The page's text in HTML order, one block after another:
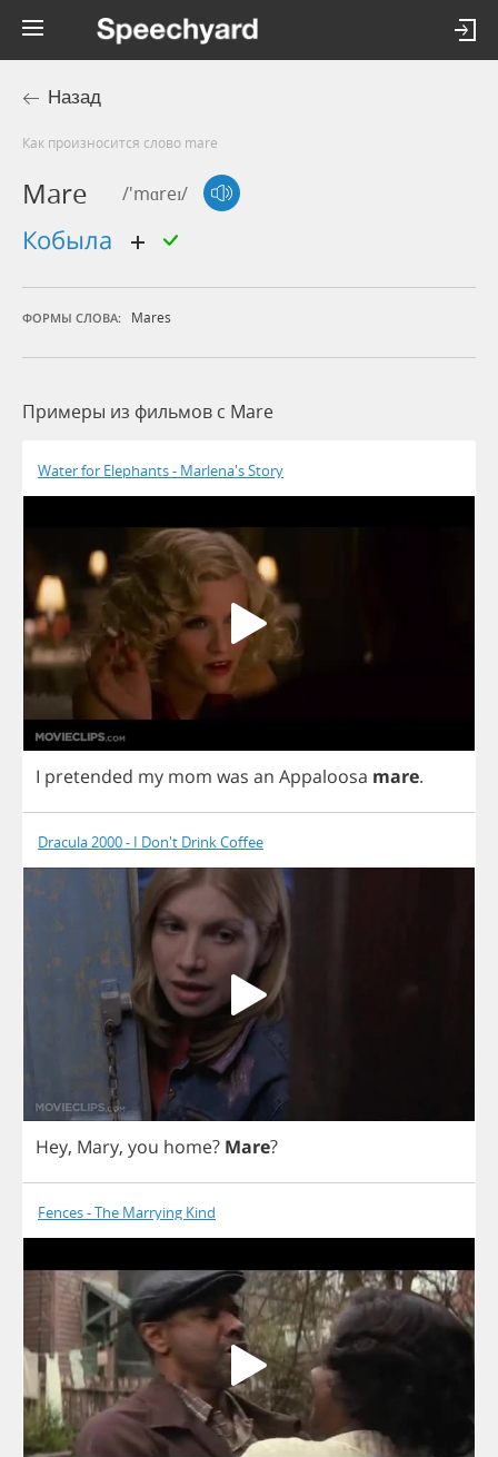
Назад
Как произносится слово mare
Mare /'mɑreɪ/
кобыла
ФОРМЫ СЛОВА: Mares
Примеры из фильмов c Mare
Water for Elephants - Marlena's Story
I pretended my mom was an Appaloosa mare.
Dracula 2000 - I Don't Drink Coffee
Hey, Mary, you home? Mare?
Fences - The Marrying Kind